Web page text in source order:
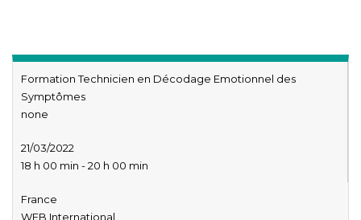
Formation Technicien en Décodage Emotionnel des
Symptômes
none
21/03/2022
18 h 00 min - 20 h 00 min
France
WEB International